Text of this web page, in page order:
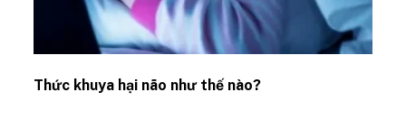
Thức khuya hại não như thế nào?